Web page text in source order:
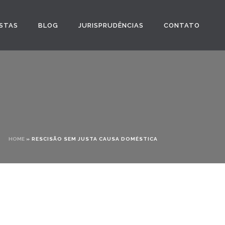
BLOG JURISPRUDÊNCIAS CONTATO
HOME » RESCISÃO SEM JUSTA CAUSA DOMÉSTICA